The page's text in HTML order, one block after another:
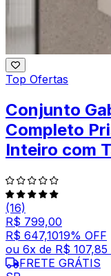
Top Ofertas
Conjunto
Completo
Inteiro com
(16)
R$ 799,00
R$ 647,1019% OFF
ou 6x de R$ 107,85
FRETE GRÁTIS